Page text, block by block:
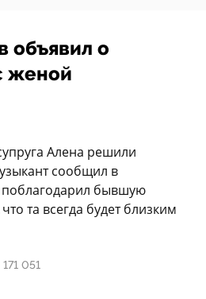
объявил о
женой
Алена решили
сообщил в
поблагодарил бывшую
та всегда будет близким
171 051